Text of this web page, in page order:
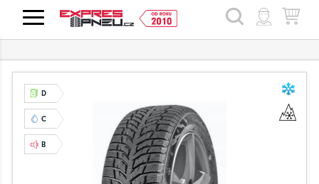
HLEDAT
D
C
B